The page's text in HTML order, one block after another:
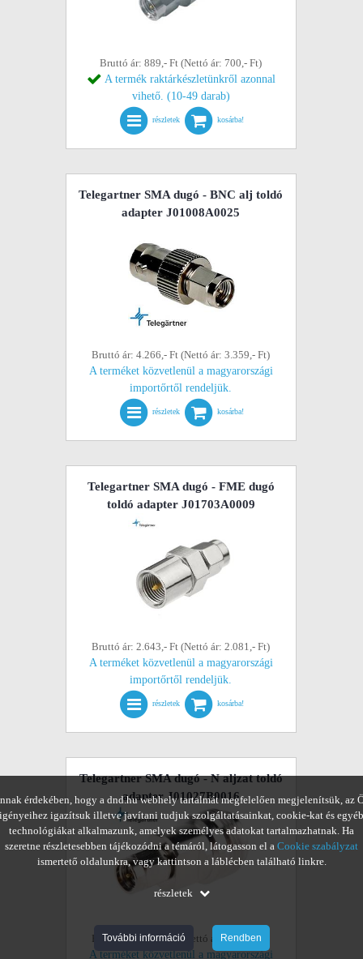
Bruttó ár: 889,- Ft (Nettó ár: 700,- Ft)
A termék raktárkészletünkről azonnal
vihető. (10-49 darab)
részletek kosárba!
Telegartner SMA dugó - BNC alj toldó
adapter J01008A0025
Bruttó ár: 4.266,- Ft (Nettó ár: 3.359,- Ft)
A terméket közvetlenül a magyarországi
importőrtől rendeljük.
részletek kosárba!
Telegartner SMA dugó - FME dugó
toldó adapter J01703A0009
Bruttó ár: 2.643,- Ft (Nettó ár: 2.081,- Ft)
A terméket közvetlenül a magyarországi
importőrtől rendeljük.
részletek kosárba!
Telegartner SMA dugó - N aljzat toldó
adapter J01027B0016
Bruttó ár: 6.765,- Ft (Nettó ár: 5.327,- Ft)
A terméket közvetlenül a magyarországi
érdekében, hogy a dnd.hu webhely tartalmát megfelelően megjelenítsük, az
igényeihez igazítsuk illetve javítani tudjuk szolgáltatásainkat, cookie-kat és egyéb
technológiákat alkalmazunk, amelyek személyes adatokat tartalmazhatnak. Ha
szeretne részletesebben tájékozódni a témáról, látogasson el a Cookie szabályzat
ismertető oldalunkra, vagy kattintson a láblécben található linkre.
részletek
További információ Rendben